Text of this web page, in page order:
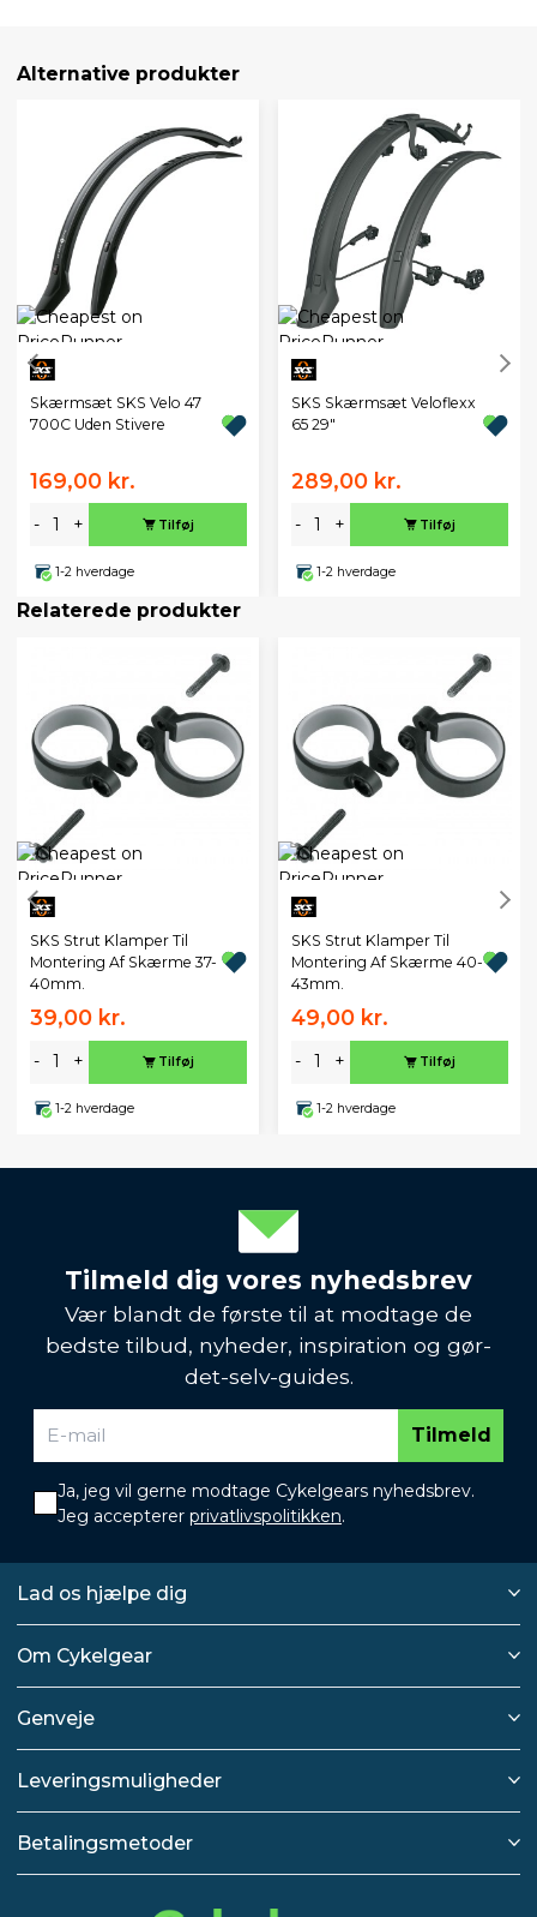
Alternative produkter
Skærmsæt SKS Velo 47
700C Uden Stivere
169,00 kr.
- + Tilføj
1-2 hverdage
SKS Skærmsæt Veloflexx
65 29"
289,00 kr.
- + Tilføj
1-2 hverdage
Relaterede produkter
SKS Strut Klamper Til
Montering Af Skærme 37-
40mm.
39,00 kr.
- + Tilføj
1-2 hverdage
SKS Strut Klamper Til
Montering Af Skærme 40-
43mm.
49,00 kr.
- + Tilføj
1-2 hverdage
Tilmeld dig vores nyhedsbrev
Vær blandt de første til at modtage de
bedste tilbud, nyheder, inspiration og gør-
det-selv-guides.
Tilmeld
Ja, jeg vil gerne modtage Cykelgears nyhedsbrev.
Jeg accepterer privatlivspolitikken.
Lad os hjælpe dig
Om Cykelgear
Genveje
Leveringsmuligheder
Betalingsmetoder